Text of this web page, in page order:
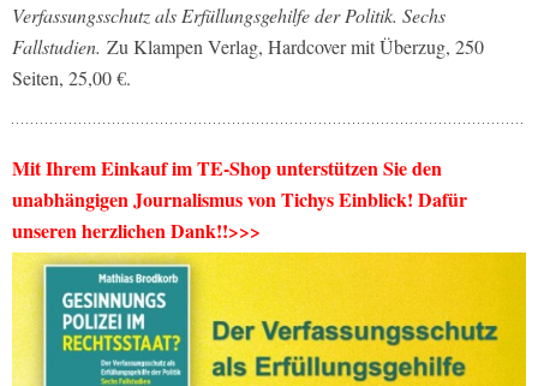
Verfassungsschutz als Erfüllungsgehilfe der Politik. Sechs
Fallstudien. Zu Klampen Verlag, Hardcover mit Überzug, 250
Seiten, 25,00 €.
Mit Ihrem Einkauf im TE-Shop unterstützen Sie den
unabhängigen Journalismus von Tichys Einblick! Dafür
unseren herzlichen Dank!!>>>